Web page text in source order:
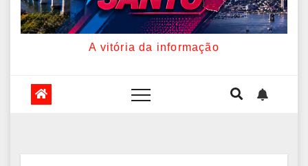
A vitória da informação